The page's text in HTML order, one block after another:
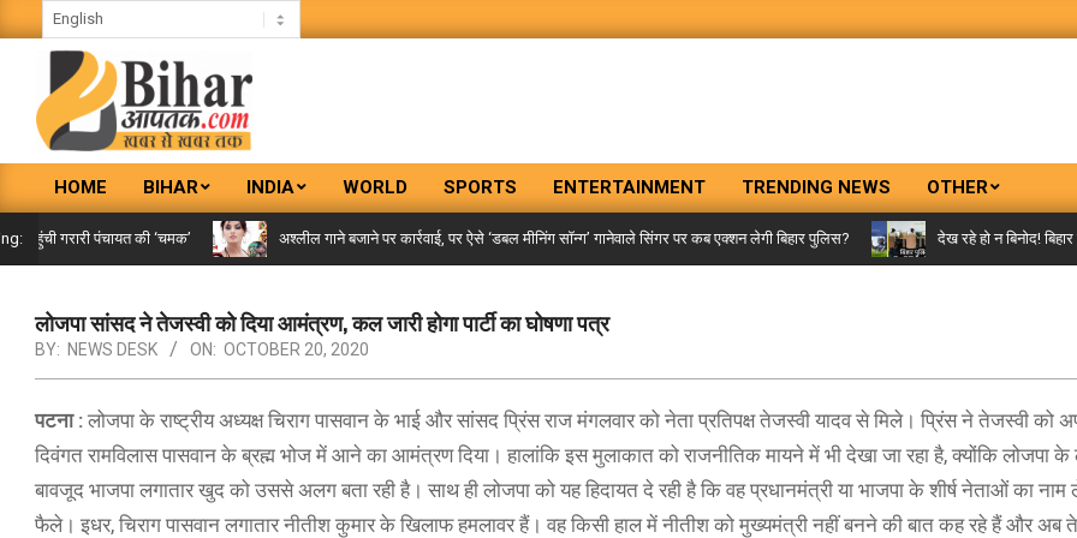
to
BIHAR
AAPTAK
Primary
Navigation
Menu
HOME BIHAR INDIA WORLD SPORTS ENTERTAINMENT TRENDING NEWS OTHER
गरारी पंचायत की ‘चमक’ अश्लील गाने बजाने पर कार्रवाई, पर ऐसे ‘डबल मीनिंग सॉन्ग’ गानेवाले सिंगर पर कब एक्शन लेगी बिहार पुलिस? देख रहे हो न बिनोद! बिहार
लोजपा सांसद ने तेजस्वी को दिया आमंत्रण, कल जारी होगा पार्टी का घोषणा पत्र
BY: NEWS DESK ON: OCTOBER 20, 2020
पटना : लोजपा के राष्ट्रीय अध्यक्ष चिराग पासवान के भाई और सांसद प्रिंस राज मंगलवार को नेता प्रतिपक्ष तेजस्वी यादव से मिले। प्रिंस ने तेजस्वी को
दिवंगत रामविलास पासवान के ब्रह्म भोज में आने का आमंत्रण दिया। हालांकि इस मुलाकात को राजनीतिक मायने में भी देखा जा रहा है, क्योंकि
बावजूद भाजपा लगातार खुद को उससे अलग बता रही है। साथ ही लोजपा को यह हिदायत दे रही है कि वह प्रधानमंत्री या भाजपा के शीर्ष नेताओं का
फैले। इधर, चिराग पासवान लगातार नीतीश कुमार के खिलाफ हमलावर हैं। वह किसी हाल में नीतीश को मुख्यमंत्री नहीं बनने की बात कह रहे हैं और अब